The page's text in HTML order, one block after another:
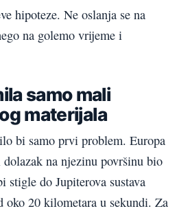
hipoteze. Ne oslanja se na
na golemo vrijeme i
samo mali
materijala
bi samo prvi problem. Europa
na njezinu površinu bio
stigle do Jupiterova sustava
oko 20 kilometara u sekundi. Za